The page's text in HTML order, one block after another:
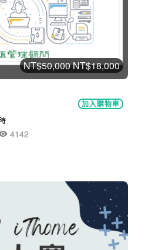
NT$50,000NT$18,000
加入購物車
4142